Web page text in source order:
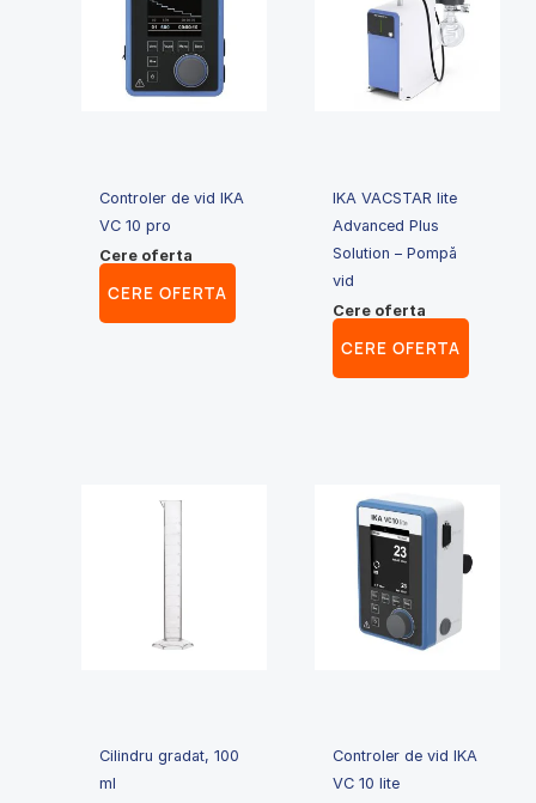
Controler de vid IKA
VC 10 pro
Cere oferta
CERE OFERTA
IKA VACSTAR lite
Advanced Plus
Solution – Pompă
vid
Cere oferta
CERE OFERTA
Cilindru gradat, 100
ml
Controler de vid IKA
VC 10 lite